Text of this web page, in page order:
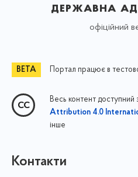
державна
офіційний
Портал працює в
Весь контент доступний
Attribution 4.0
інше
Контакти